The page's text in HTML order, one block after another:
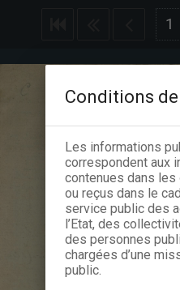
Conditions
Les informations
correspondent aux
contenues dans
ou reçus dans le
service public des
l’Etat, des
des personnes
chargées d’une
public.